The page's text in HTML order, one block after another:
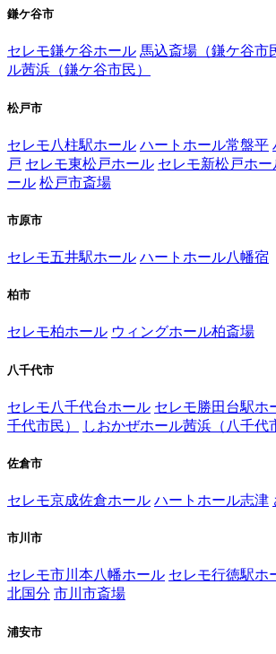
鎌ケ谷市
セレモ鎌ケ谷ホール 馬込斎場（鎌ケ谷市
ル茜浜（鎌ケ谷市民）
松戸市
セレモ八柱駅ホール ハートホール常盤平
戸 セレモ東松戸ホール セレモ新松戸ホー
ール 松戸市斎場
市原市
セレモ五井駅ホール ハートホール八幡宿
柏市
セレモ柏ホール ウィングホール柏斎場
八千代市
セレモ八千代台ホール セレモ勝田台駅ホ
千代市民）
しおかぜホール茜浜（八千代
佐倉市
セレモ京成佐倉ホール ハートホール志津
市川市
セレモ市川本八幡ホール セレモ行徳駅ホ
北国分 市川市斎場
浦安市